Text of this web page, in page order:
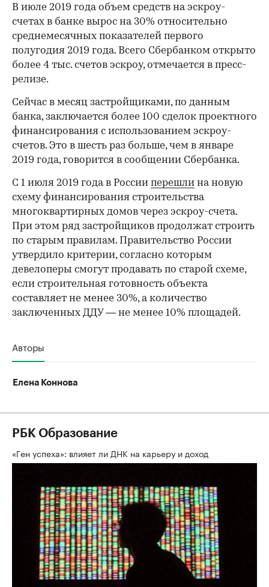
В июле 2019 года объем средств на эскроу-
счетах в банке вырос на 30% относительно
среднемесячных показателей первого
полугодия 2019 года. Всего Сбербанком открыто
более 4 тыс. счетов эскроу, отмечается в пресс-
релизе.
Сейчас в месяц застройщиками, по данным
банка, заключается более 100 сделок проектного
финансирования с использованием эскроу-
счетов. Это в шесть раз больше, чем в январе
2019 года, говорится в сообщении Сбербанка.
С 1 июля 2019 года в России перешли на новую
схему финансирования строительства
многоквартирных домов через эскроу-счета.
При этом ряд застройщиков продолжат строить
по старым правилам. Правительство России
утвердило критерии, согласно которым
девелоперы смогут продавать по старой схеме,
если строительная готовность объекта
составляет не менее 30%, а количество
заключенных ДДУ — не менее 10% площадей.
Авторы
Елена Коннова
РБК Образование
«Ген успеха»: влияет ли ДНК на карьеру и доход